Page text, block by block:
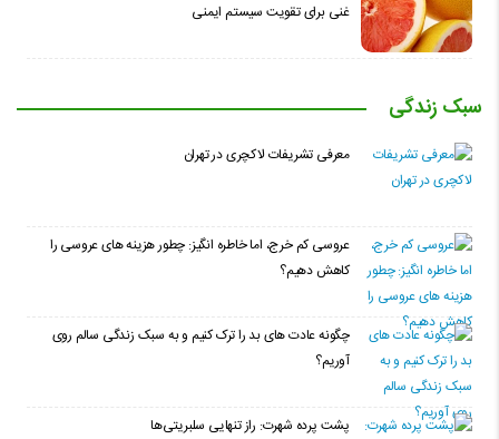
غنی برای تقویت سیستم ایمنی
سبک زندگی
معرفی تشریفات لاکچری در تهران
عروسی کم خرج، اما خاطره انگیز: چطور هزینه های عروسی را
کاهش دهیم؟
چگونه عادت‌ های بد را ترک کنیم و به سبک زندگی سالم روی
آوریم؟
پشت پرده شهرت: راز تنهایی سلبریتی‌ها